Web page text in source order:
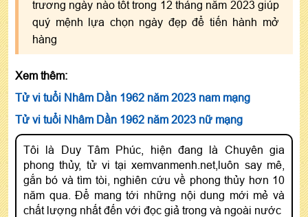
trương ngày nào tốt trong 12 tháng năm 2023 giúp
quý mệnh lựa chọn ngày đẹp để tiến hành mở
hàng
Xem thêm:
Tử vi tuổi Nhâm Dần 1962 năm 2023 nam mạng
Tử vi tuổi Nhâm Dần 1962 năm 2023 nữ mạng
Tôi là Duy Tâm Phúc, hiện đang là Chuyên gia
phong thủy, tử vi tại xemvanmenh.net,luôn say mê,
gắn bó và tìm tòi, nghiên cứu về phong thủy hơn 10
năm qua. Để mang tới những nội dung mới mẻ và
chất lượng nhất đến với đọc giả trong và ngoài nước